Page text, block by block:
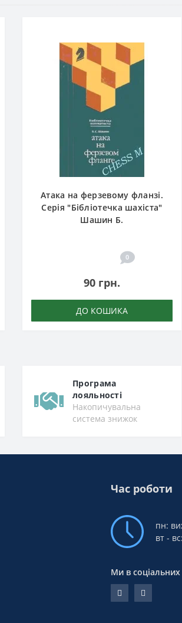
Атака на ферзевому фланзі.
Серія "Бібліотечка шахіста"
Шашин Б.
0
90 грн.
ДО КОШИКА
Програма
лояльності
Накопичувальна
система знижок
Час роботи
пн:
вт -
Ми в